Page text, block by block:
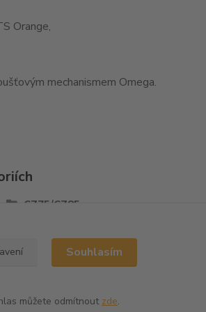
Orange,
mechanismem Omega.
CZ75/CZ85
Souhlasím
můžete odmítnout zde.